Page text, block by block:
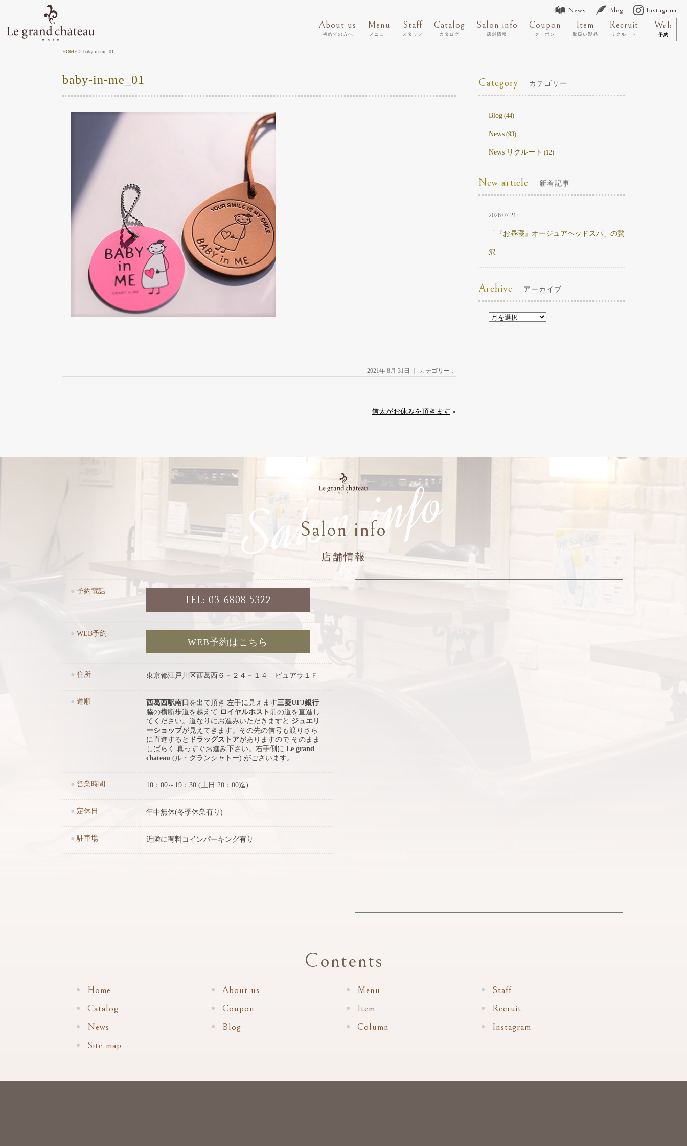
News Blog Instagram
About us
初めての方へ
Menu
メニュー
Staff
スタッフ
Catalog
カタログ
Salon info
店舗情報
Coupon
クーポン
Item
取扱い製品
Recruit
リクルート
Web
予約
HOME baby-in-me_01
baby-in-me_01
2021年 8月 31日 ｜ カテゴリー：
信太がお休みを頂きます »
Category カテゴリー
Blog (44)
News (93)
News リクルート (12)
New article 新着記事
2026.07.21:
「『お昼寝』オージュアヘッドスパ」の贅
沢
Archive アーカイブ
Salon info
Salon info
店舗情報
● 予約電話
TEL: 03-6808-5322
● WEB予約
WEB予約はこちら
● 住所 東京都江戸川区西葛西６－２４－１４ ピュアラ１Ｆ
● 道順 西葛西駅南口 を出て頂き 左手に見えます三菱UFJ銀行
脇の横断歩道を越えて ロイヤルホスト 前の道を直進し
てください。道なりにお進みいただきますと ジュエリ
ーショップが見えてきます。その先の信号も渡りさら
に直進すると ドラッグストアがありますので そのまま
しばらく 真っすぐお進み下さい。右手側に Le grand
chateau (ル・グランシャトー) がございます。
● 営業時間 10：00～19：30 (土日 20：00迄)
● 定休日 年中無休(冬季休業有り)
● 駐車場 近隣に有料コインパーキング有り
Contents
Home About us Menu
Staff
Catalog
Coupon Item
Recruit
News
Blog Column
Instagram
Site map